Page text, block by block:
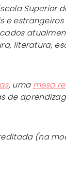
Superior
e
literatura,
, uma mesa
de
(na